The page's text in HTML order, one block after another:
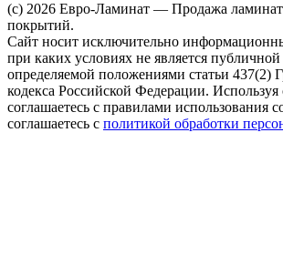
(c) 2026 Евро-Ламинат — Продажа
покрытий.
Сайт носит исключительно
при каких условиях не является
определяемой положениями статьи 437(2)
кодекса Российской Федерации.
соглашаетесь с правилами использования
соглашаетесь с политикой обработки